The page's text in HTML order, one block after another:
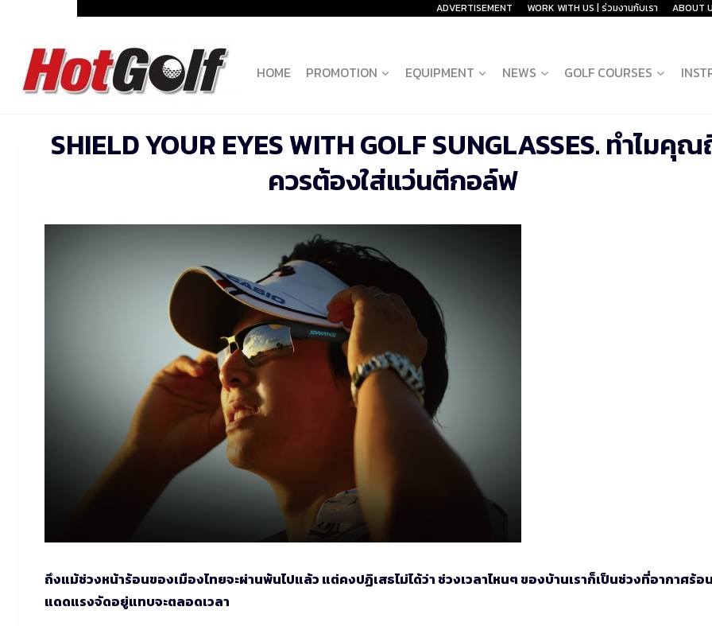
content
ADVERTISEMENT WORK WITH US | ร่วมงานกับเรา ABOUT
HOME PROMOTION EQUIPMENT NEWS GOLF COURSES
SHIELD YOUR EYES WITH GOLF SUNGLASSES. ทำไมคุ
ควรต้องใส่แว่นตีกอล์ฟ
ถึงแม้ช่วงหน้าร้อนของเมืองไทยจะผ่านพ้นไปแล้ว แต่คงปฏิเสธไม่ได้ว่า ช่วงเวลาไหนๆ ของบ้านเราก็เป็นช่วงที่อากาศร้อ
แดดแรงจัดอยู่แทบจะตลอดเวลา